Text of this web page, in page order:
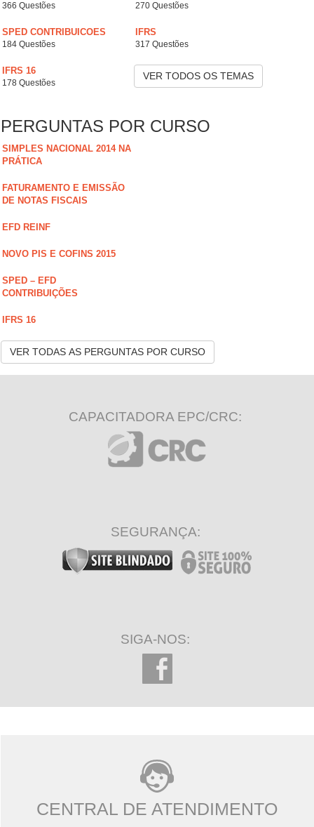
366 Questões 270 Questões
SPED CONTRIBUICOES
184 Questões
IFRS
317 Questões
IFRS 16
178 Questões
VER TODOS OS TEMAS
PERGUNTAS POR CURSO
SIMPLES NACIONAL 2014 NA
PRÁTICA
FATURAMENTO E EMISSÃO
DE NOTAS FISCAIS
EFD REINF
NOVO PIS E COFINS 2015
SPED – EFD
CONTRIBUIÇÕES
IFRS 16
VER TODAS AS PERGUNTAS POR CURSO
CAPACITADORA EPC/CRC:
SEGURANÇA:
SIGA-NOS:
CENTRAL DE ATENDIMENTO